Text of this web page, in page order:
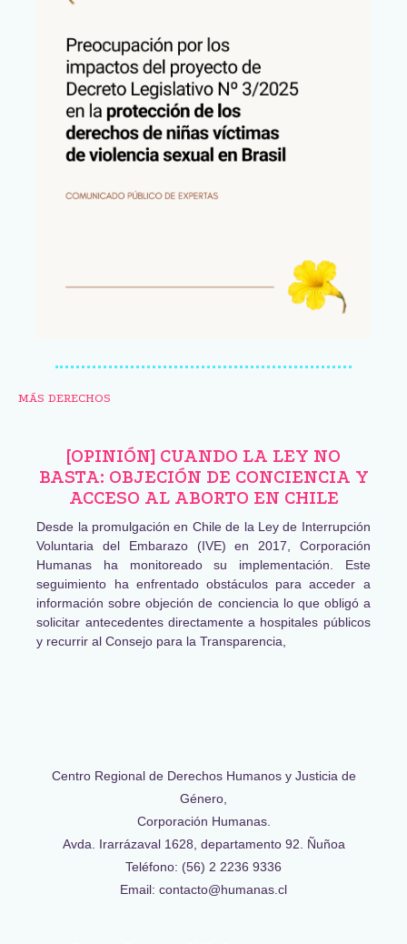
MÁS DERECHOS
[OPINIÓN] CUANDO LA LEY NO
BASTA: OBJECIÓN DE CONCIENCIA Y
ACCESO AL ABORTO EN CHILE
Desde la promulgación en Chile de la Ley de Interrupción
Voluntaria del Embarazo (IVE) en 2017, Corporación
Humanas ha monitoreado su implementación. Este
seguimiento ha enfrentado obstáculos para acceder a
información sobre objeción de conciencia lo que obligó a
solicitar antecedentes directamente a hospitales públicos
y recurrir al Consejo para la Transparencia,
Centro Regional de Derechos Humanos y Justicia de
Género,
Corporación Humanas.
Avda. Irarrázaval 1628, departamento 92. Ñuñoa
Teléfono: (56) 2 2236 9336
Email: contacto@humanas.cl